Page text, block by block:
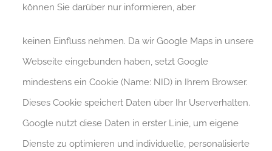
können Sie darüber nur informieren, aber
keinen Einfluss nehmen. Da wir Google Maps in unsere
Webseite eingebunden haben, setzt Google
mindestens ein Cookie (Name: NID) in Ihrem Browser.
Dieses Cookie speichert Daten über Ihr Userverhalten.
Google nutzt diese Daten in erster Linie, um eigene
Dienste zu optimieren und individuelle, personalisierte